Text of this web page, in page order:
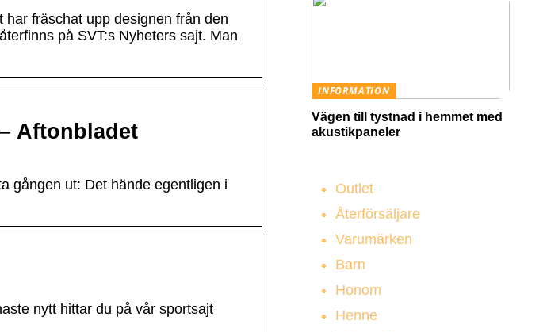
fräschat upp designen från den
på SVT:s Nyheters sajt. Man
Aftonbladet
gången ut: Det hände egentligen i
nytt hittar du på vår sportsajt
INFORMATION
Vägen till tystnad i hemmet med
akustikpaneler
Outlet
Återförsäljare
Varumärken
Barn
Honom
Henne